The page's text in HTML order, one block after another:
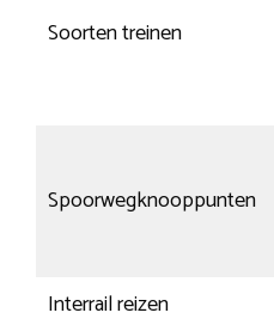
Soorten treinen
Spoorwegknooppunten
Interrail reizen